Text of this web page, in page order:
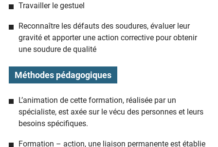
Travailler le gestuel
Reconnaître les défauts des soudures, évaluer leur
gravité et apporter une action corrective pour obtenir
une soudure de qualité
Méthodes pédagogiques
L’animation de cette formation, réalisée par un
spécialiste, est axée sur le vécu des personnes et leurs
besoins spécifiques.
Formation – action, une liaison permanente est établie